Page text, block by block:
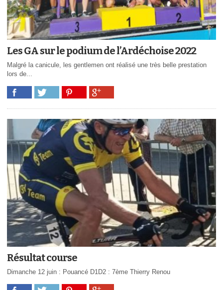
Les GA sur le podium de l’Ardéchoise 2022
Malgré la canicule, les gentlemen ont réalisé une très belle prestation
lors de...
Résultat course
Dimanche 12 juin : Pouancé D1D2 : 7ème Thierry Renou